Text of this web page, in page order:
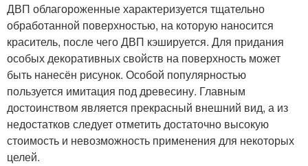
ДВП облагороженные характеризуется тщательно
обработанной поверхностью, на которую наносится
краситель, после чего ДВП кэшируется. Для придания
особых декоративных свойств на поверхность может
быть нанесён рисунок. Особой популярностью
пользуется имитация под древесину. Главным
достоинством является прекрасный внешний вид, а из
недостатков следует отметить достаточно высокую
стоимость и невозможность применения для некоторых
целей.